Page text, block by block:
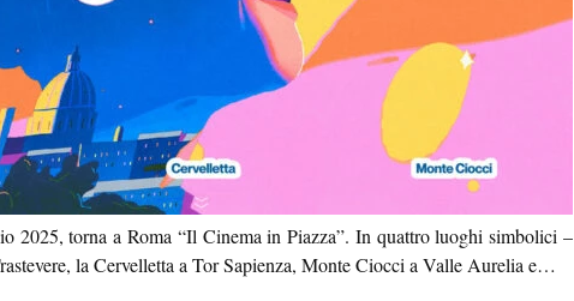
2025, torna a Roma “Il Cinema in Piazza”. In quattro luoghi simbolici –
la Cervelletta a Tor Sapienza, Monte Ciocci a Valle Aurelia e…